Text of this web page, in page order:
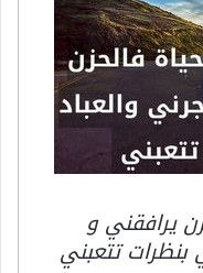
يرافقني و
بنظرات تتعبني